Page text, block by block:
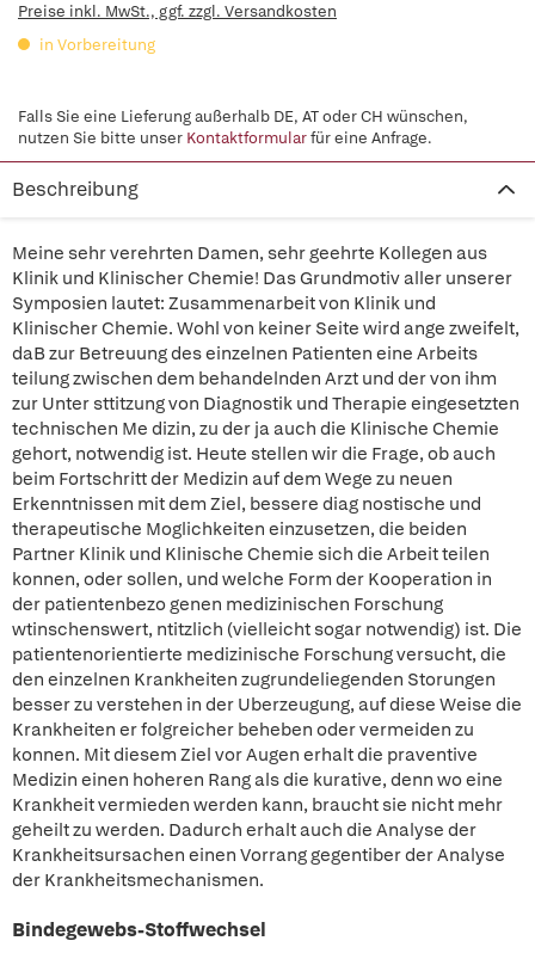
Preise inkl. MwSt., ggf. zzgl. Versandkosten
in Vorbereitung
Falls Sie eine Lieferung außerhalb DE, AT oder CH wünschen,
nutzen Sie bitte unser Kontaktformularfür eine Anfrage.
Beschreibung
Meine sehr verehrten Damen, sehr geehrte Kollegen aus
Klinik und Klinischer Chemie! Das Grundmotiv aller unserer
Symposien lautet: Zusammenarbeit von Klinik und
Klinischer Chemie. Wohl von keiner Seite wird ange zweifelt,
daB zur Betreuung des einzelnen Patienten eine Arbeits
teilung zwischen dem behandelnden Arzt und der von ihm
zur Unter sttitzung von Diagnostik und Therapie eingesetzten
technischen Me dizin, zu der ja auch die Klinische Chemie
gehort, notwendig ist. Heute stellen wir die Frage, ob auch
beim Fortschritt der Medizin auf dem Wege zu neuen
Erkenntnissen mit dem Ziel, bessere diag nostische und
therapeutische Moglichkeiten einzusetzen, die beiden
Partner Klinik und Klinische Chemie sich die Arbeit teilen
konnen, oder sollen, und welche Form der Kooperation in
der patientenbezo genen medizinischen Forschung
wtinschenswert, ntitzlich (vielleicht sogar notwendig) ist. Die
patientenorientierte medizinische Forschung versucht, die
den einzelnen Krankheiten zugrundeliegenden Storungen
besser zu verstehen in der Uberzeugung, auf diese Weise die
Krankheiten er folgreicher beheben oder vermeiden zu
konnen. Mit diesem Ziel vor Augen erhalt die praventive
Medizin einen hoheren Rang als die kurative, denn wo eine
Krankheit vermieden werden kann, braucht sie nicht mehr
geheilt zu werden. Dadurch erhalt auch die Analyse der
Krankheitsursachen einen Vorrang gegentiber der Analyse
der Krankheitsmechanismen.
Bindegewebs-Stoffwechsel